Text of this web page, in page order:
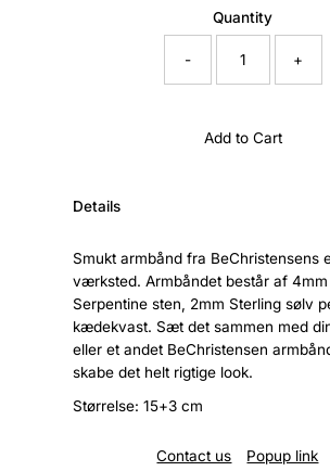
Quantity
- +
Add to Cart
Details
Smukt armbånd fra BeChristensens
værksted. Armbåndet består af 4mm
Serpentine sten, 2mm Sterling sølv
kædekvast. Sæt det sammen med
eller et andet BeChristensen
skabe det helt rigtige look.
Størrelse: 15+3 cm
Contact us Popup link